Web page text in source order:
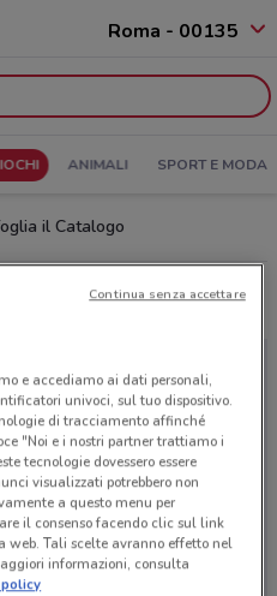
Roma - 00135
ANIMALI SPORT E MODA
il Catalogo
Playmobil
e accediamo ai dati personali,
univoci, sul tuo dispositivo.
di tracciamento affinché
"Noi e i nostri partner trattiamo i
tecnologie dovessero essere
visualizzati potrebbero non
a questo menu per
il consenso facendo clic sul link
Tali scelte avranno effetto nel
informazioni, consulta
Continua senza accettare